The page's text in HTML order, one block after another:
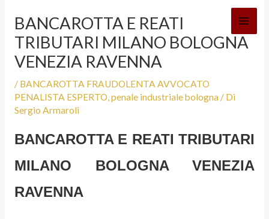
contenuto
BANCAROTTA E REATI
TRIBUTARI MILANO BOLOGNA
VENEZIA RAVENNA
/ BANCAROTTA FRAUDOLENTA AVVOCATO
PENALISTA ESPERTO,penale industriale bologna / Di
Sergio Armaroli
BANCAROTTA E REATI TRIBUTARI
MILANO BOLOGNA VENEZIA
RAVENNA